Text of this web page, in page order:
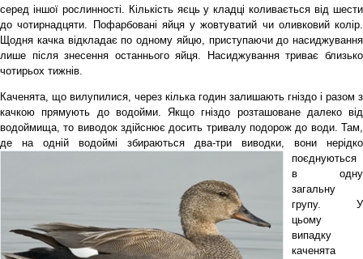
серед іншої рослинності. Кількість яєць у кладці коливається від шести
до чотирнадцяти. Пофарбовані яйця у жовтуватий чи оливковий колір.
Щодня качка відкладає по одному яйцю, приступаючи до насиджування
лише після знесення останнього яйця. Насиджування триває близько
чотирьох тижнів.
Каченята, що вилупилися, через кілька годин залишають гніздо і разом з
качкою прямують до водойми. Якщо гніздо розташоване далеко від
водоймища, то виводок здійснює досить тривалу подорож до води. Там,
де на одній водоймі збираються два-три виводки, вони нерідко
поєднуються
в одну
загальну
групу. У
цьому
випадку
каченята